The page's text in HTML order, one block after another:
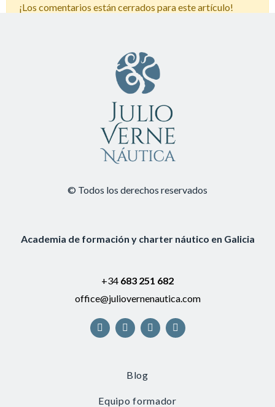
¡Los comentarios están cerrados para este artículo!
© Todos los derechos reservados
Academia de formación y charter náutico en Galicia
+34 683 251 682
office@juliovernenautica.com
Blog
Equipo formador